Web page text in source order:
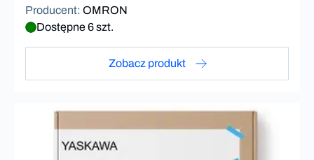
Producent: OMRON
Dostępne 6 szt.
Zobacz produkt